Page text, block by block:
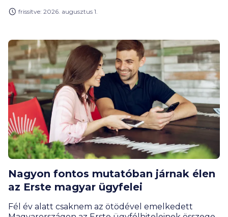
milliárd forint közelében mozog.
frissítve: 2026. augusztus 1.
Nagyon fontos mutatóban járnak élen
az Erste magyar ügyfelei
Fél év alatt csaknem az ötödével emelkedett